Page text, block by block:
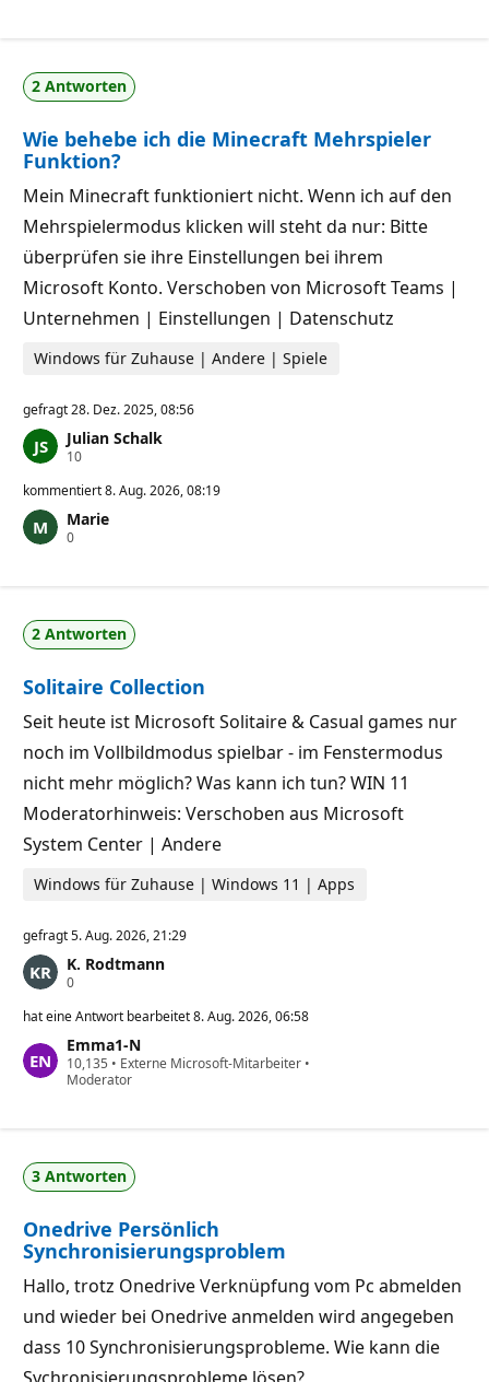
g
k
e
t
s
p
u
n
k
t
e
l
ä
s
i
g
k
i
t
s
p
u
n
k
t
2 Antworten
Wie behebe ich die Minecraft Mehrspieler
Funktion?
Mein Minecraft funktioniert nicht. Wenn ich auf den
Mehrspielermodus klicken will steht da nur: Bitte
überprüfen sie ihre Einstellungen bei ihrem
Microsoft Konto. Verschoben von Microsoft Teams |
Unternehmen | Einstellungen | Datenschutz
Windows für Zuhause | Andere | Spiele
gefragt28. Dez. 2025, 08:56
Julian Schalk
10Z
v
r
g
k
e
t
p
u
n
t
kommentiert8. Aug. 2026, 08:19
Marie
0Z
l
ä
s
i
g
k
e
i
s
u
k
e
2 Antworten
Solitaire Collection
Seit heute ist Microsoft Solitaire & Casual games nur
noch im Vollbildmodus spielbar - im Fenstermodus
nicht mehr möglich? Was kann ich tun? WIN 11
Moderatorhinweis: Verschoben aus Microsoft
System Center | Andere
Windows für Zuhause | Windows 11 | Apps
gefragt5. Aug. 2026, 21:29
K. Rodtmann
0Z
v
r
l
ä
k
e
i
s
p
u
n
k
t
e
hat eine Antwort bearbeitet8. Aug. 2026, 06:58
Emma1-N
10,135 Z
u
ä
s
s
g
k
e
t
p
u
n
k
• Externe Microsoft-Mitarbeiter •
Moderator
3 Antworten
Onedrive Persönlich
Synchronisierungsproblem
Hallo, trotz Onedrive Verknüpfung vom Pc abmelden
und wieder bei Onedrive anmelden wird angegeben
dass 10 Synchronisierungsprobleme. Wie kann die
Sychronisierungsprobleme lösen?